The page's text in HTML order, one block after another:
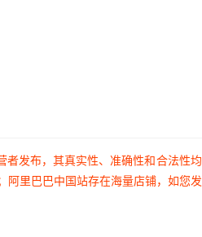
发布，其真实性、准确性和合法性
里巴巴中国站存在海量店铺，如您